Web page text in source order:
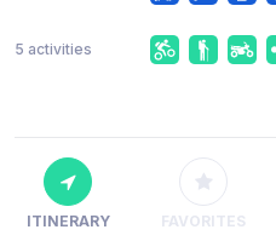
5 activities
ITINERARY FAVORITES